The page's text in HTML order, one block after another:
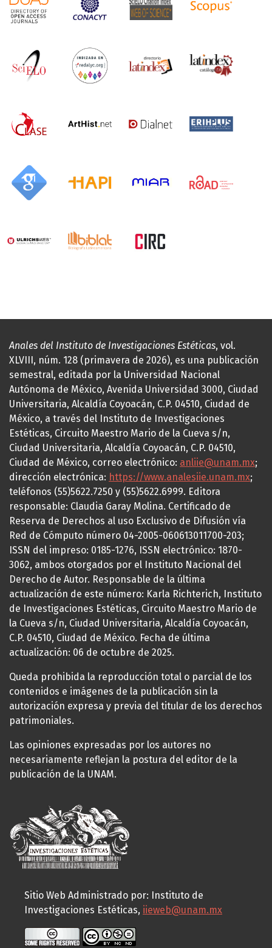
Anales del Instituto de Investigaciones Estéticas, vol.
XLVIII, núm. 128 (primavera de 2026), es una publicación
semestral, editada por la Universidad Nacional
Autónoma de México, Avenida Universidad 3000, Ciudad
Universitaria, Alcaldía Coyoacán, C.P. 04510, Ciudad de
México, a través del Instituto de Investigaciones
Estéticas, Circuito Maestro Mario de la Cueva s/n,
Ciudad Universitaria, Alcaldía Coyoacán, C.P. 04510,
Ciudad de México, correo electrónico: anliie@unam.mx;
dirección electrónica: https://www.analesiie.unam.mx;
teléfonos (55)5622.7250 y (55)5622.6999. Editora
responsable: Claudia Garay Molina. Certificado de
Reserva de Derechos al uso Exclusivo de Difusión vía
Red de Cómputo número 04-2005-060613011700-203;
ISSN del impreso: 0185-1276, ISSN electrónico: 1870-
3062, ambos otorgados por el Instituto Nacional del
Derecho de Autor. Responsable de la última
actualización de este número: Karla Richterich, Instituto
de Investigaciones Estéticas, Circuito Maestro Mario de
la Cueva s/n, Ciudad Universitaria, Alcaldía Coyoacán,
C.P. 04510, Ciudad de México. Fecha de última
actualización: 06 de octubre de 2025.
Queda prohibida la reproducción total o parcial de los
contenidos e imágenes de la publicación sin la
autorización expresa y previa del titular de los derechos
patrimoniales.
Las opiniones expresadas por los autores no
necesariamente reflejan la postura del editor de la
publicación de la UNAM.
Sitio Web Administrado por: Instituto de
Investigaciones Estéticas, iieweb@unam.mx